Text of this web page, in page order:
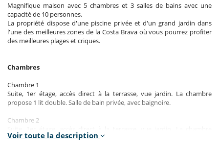
Magnifique maison avec 5 chambres et 3 salles de bains avec une
capacité de 10 personnes.
La propriété dispose d'une piscine privée et d'un grand jardin dans
l'une des meilleures zones de la Costa Brava où vous pourrez profiter
des meilleures plages et criques.
Chambres
Chambre 1
Suite, 1er étage, accès direct à la terrasse, vue jardin. La chambre
propose 1 lit double. Salle de bain privée, avec baignoire.
Chambre 2
propose 1 lit double. Salle de bain privée, avec baignoire.
Voir toute la description